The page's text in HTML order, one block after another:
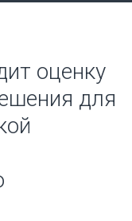
оценку
для